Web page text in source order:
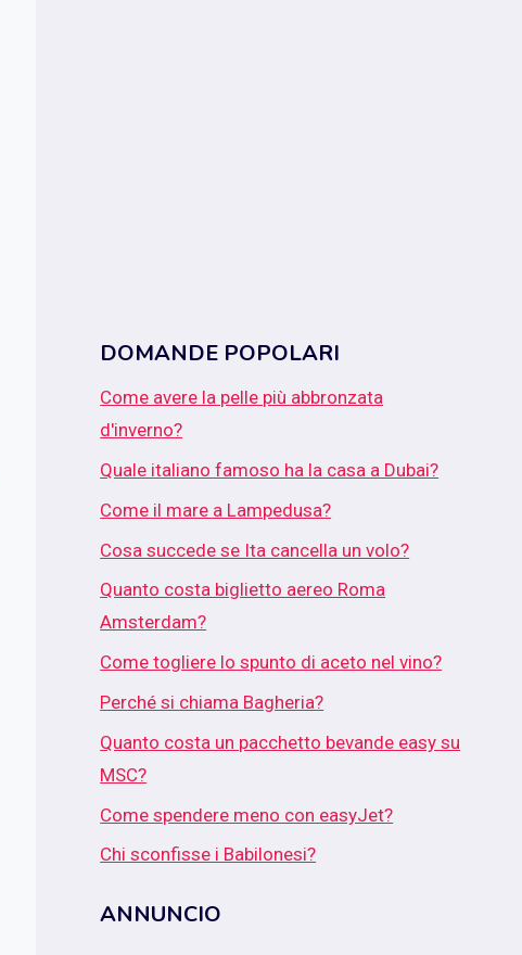
DOMANDE POPOLARI
Come avere la pelle più abbronzata
d'inverno?
Quale italiano famoso ha la casa a Dubai?
Come il mare a Lampedusa?
Cosa succede se Ita cancella un volo?
Quanto costa biglietto aereo Roma
Amsterdam?
Come togliere lo spunto di aceto nel vino?
Perché si chiama Bagheria?
Quanto costa un pacchetto bevande easy su
MSC?
Come spendere meno con easyJet?
Chi sconfisse i Babilonesi?
ANNUNCIO